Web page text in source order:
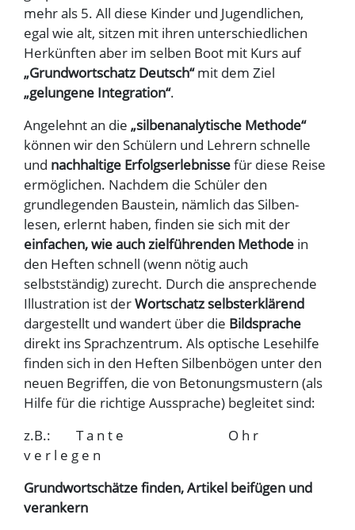
mehr als 5. All diese Kinder und Jugendlichen,
egal wie alt, sitzen mit ihren unterschiedlichen
Herkünften aber im selben Boot mit Kurs auf
„Grundwortschatz Deutsch“mit dem Ziel
„gelungene Integration“.
Angelehnt an die „silbenanalytische Methode“
können wir den Schülern und Lehrern schnelle
und nachhaltige Erfolgserlebnissefür diese Reise
ermöglichen. Nachdem die Schüler den
grundlegenden Baustein, nämlich das Silben-
lesen, erlernt haben, finden sie sich mit der
einfachen, wie auch zielführenden Methode in
den Heften schnell (wenn nötig auch
selbstständig) zurecht. Durch die ansprechende
Illustration ist derWortschatz selbsterklärend
dargestellt und wandert über die Bildsprache
direkt ins Sprachzentrum. Als optische Lesehilfe
finden sich in den Heften Silbenbögen unter den
neuen Begriffen, die von Betonungsmustern (als
Hilfe für die richtige Aussprache) begleitet sind:
z.B.: T a n t e O h r
v e r l e g e n
Grundwortschätze finden, Artikel beifügen und
verankern